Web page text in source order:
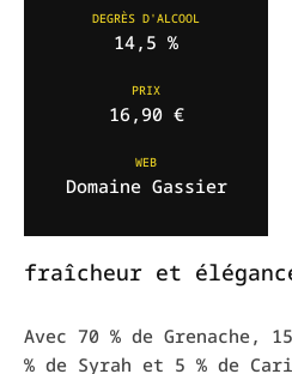
DEGRÈS D'ALCOOL
14,5 %
PRIX
16,90 €
WEB
Domaine Gassier
fraîcheur et
Avec 70 % de Grenache,
% de Syrah et 5 % de